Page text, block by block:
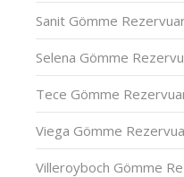
Sanit Gömme
Selena Gömme
Tece Gömme
Viega Gömme
Villeroyboch Gömme